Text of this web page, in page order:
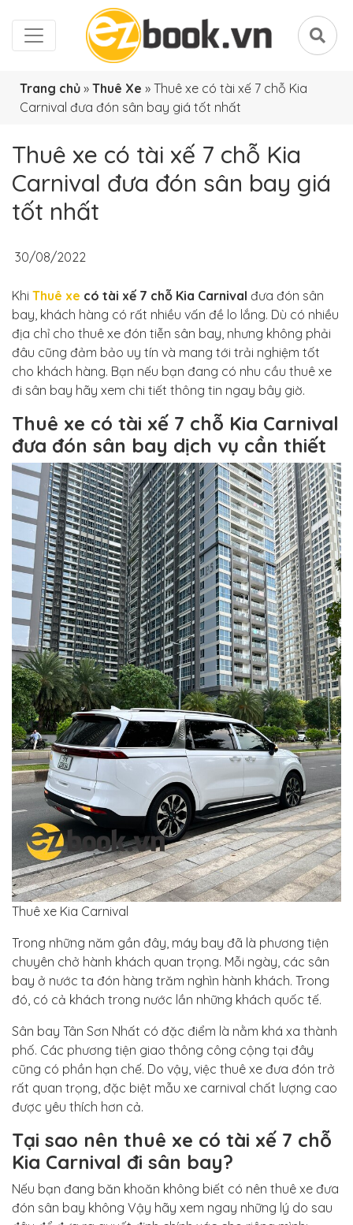
Trang chủ » Thuê Xe » Thuê xe có tài xế 7 chỗ Kia
Carnival đưa đón sân bay giá tốt nhất
Thuê xe có tài xế 7 chỗ Kia
Carnival đưa đón sân bay giá
tốt nhất
30/08/2022
Khi Thuê xe có tài xế 7 chỗ Kia Carnival đưa đón sân
bay, khách hàng có rất nhiều vấn đề lo lắng. Dù có nhiều
địa chỉ cho thuê xe đón tiễn sân bay, nhưng không phải
đâu cũng đảm bảo uy tín và mang tới trải nghiệm tốt
cho khách hàng. Bạn nếu bạn đang có nhu cầu thuê xe
đi sân bay hãy xem chi tiết thông tin ngay bây giờ.
Thuê xe có tài xế 7 chỗ Kia Carnival
đưa đón sân bay dịch vụ cần thiết
Thuê xe Kia Carnival
Trong những năm gần đây, máy bay đã là phương tiện
chuyên chở hành khách quan trọng. Mỗi ngày, các sân
bay ở nước ta đón hàng trăm nghìn hành khách. Trong
đó, có cả khách trong nước lần những khách quốc tế.
Sân bay Tân Sơn Nhất có đặc điểm là nằm khá xa thành
phố. Các phương tiện giao thông công cộng tại đây
cũng có phần hạn chế. Do vậy, việc thuê xe đưa đón trở
rất quan trọng, đặc biệt mẫu xe carnival chất lượng cao
được yêu thích hơn cả.
Tại sao nên thuê xe có tài xế 7 chỗ
Kia Carnival đi sân bay?
Nếu bạn đang băn khoăn không biết có nên thuê xe đưa
đón sân bay không Vậy hãy xem ngay những lý do sau